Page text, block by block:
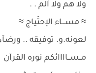
ولا هم ولا آلم . .
≈ مســـاء الإحتَياج ≈
لعونه.و. توفيقه ..
مــســاااائكم نوره القرآن